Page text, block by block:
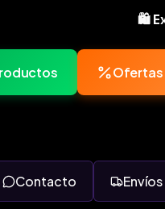
🛍️
Ofertas
Contacto Envíos